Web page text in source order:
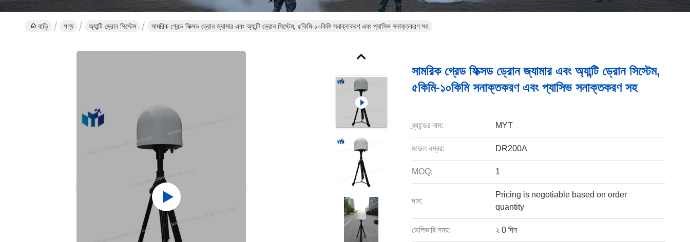
বাড়ি পণ্য অ্যান্টি ড্রোন সিস্টেম সামরিক গ্রেড ফিক্সড ড্রোন জ্যামার এবং অ্যান্টি ড্রোন সিস্টেম, ৫কিমি-১০কিমি সনাক্তকরণ এবং প্যাসিভ সনাক্তকরণ সহ
সামরিক গ্রেড ফিক্সড ড্রোন জ্যামার এবং অ্যান্টি ড্রোন সিস্টেম,
৫কিমি-১০কিমি সনাক্তকরণ এবং প্যাসিভ সনাক্তকরণ সহ
ব্র্যান্ডের নাম: MYT
মডেল নম্বর: DR200A
MOQ: 1
দাম:
Pricing is negotiable based on order
quantity
ডেলিভারি সময়: ২ 0 দিন